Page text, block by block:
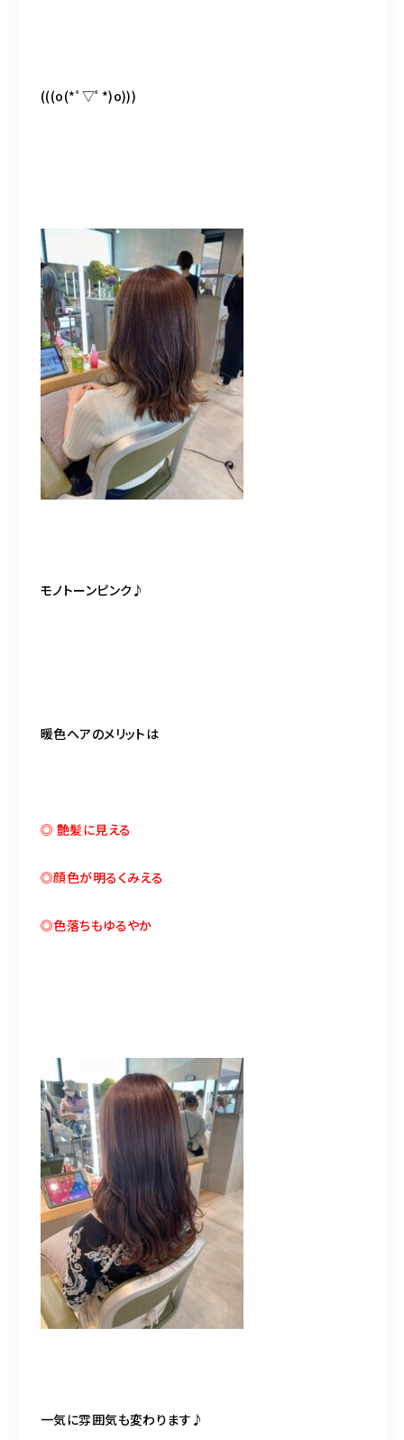
(((o(*ﾟ▽ﾟ*)o)))
モノトーンピンク♪
暖色ヘアのメリットは
◎ 艶髪に見える
◎顔色が明るくみえる
◎色落ちもゆるやか
一気に雰囲気も変わります♪